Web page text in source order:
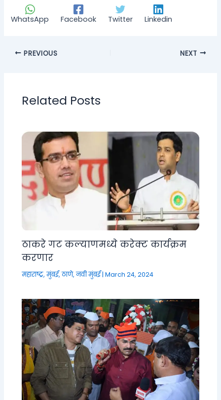
WhatsApp Facebook Twitter Linkedin
PREVIOUS NEXT
Related Posts
ठाकरे गट कल्याणमध्ये करेक्ट कार्यक्रम
करणार
महाराष्ट्र,मुंबई, ठाणे, नवी मुंबई|March 24, 2024